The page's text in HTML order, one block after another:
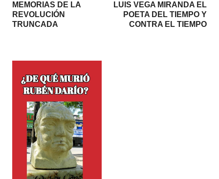
MEMORIAS DE LA
REVOLUCIÓN
TRUNCADA
LUIS VEGA MIRANDA EL
POETA DEL TIEMPO Y
CONTRA EL TIEMPO